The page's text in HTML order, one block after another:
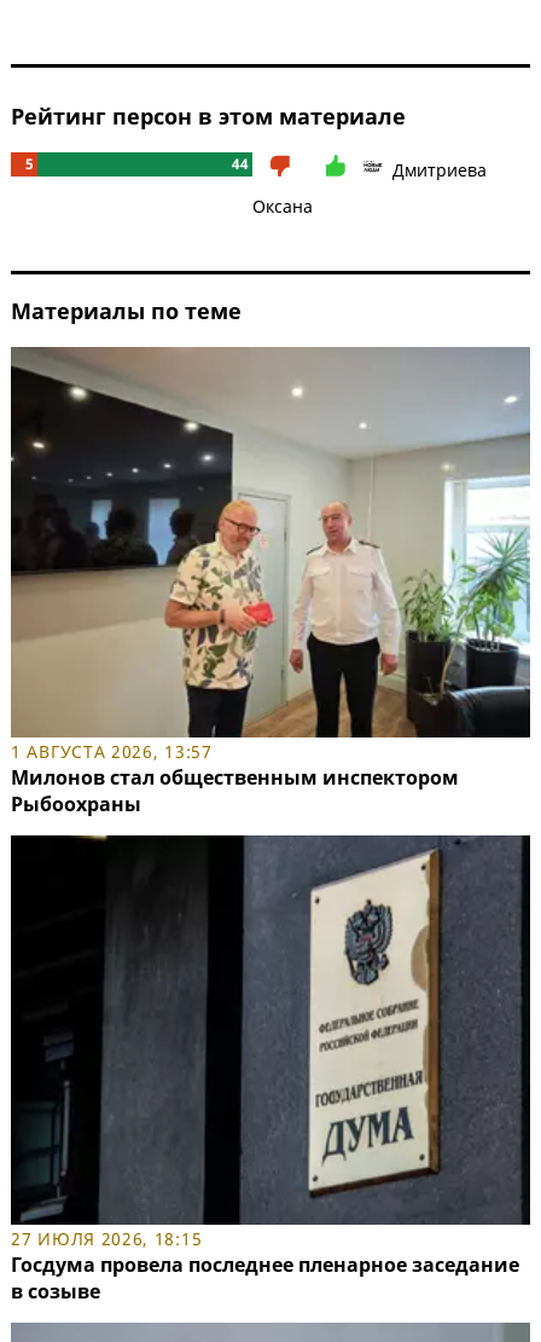
Рейтинг персон в этом материале
5 44
Дмитриева
Оксана
Материалы по теме
1 АВГУСТА 2026, 13:57
Милонов стал общественным инспектором
Рыбоохраны
27 ИЮЛЯ 2026, 18:15
Госдума провела последнее пленарное заседание
в созыве